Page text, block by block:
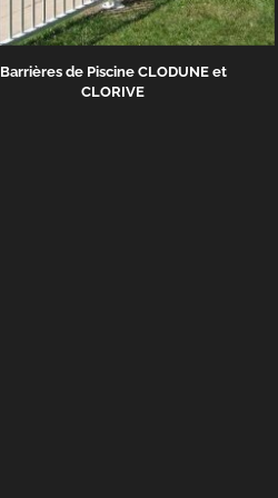
Barrières de Piscine CLODUNE et
CLORIVE